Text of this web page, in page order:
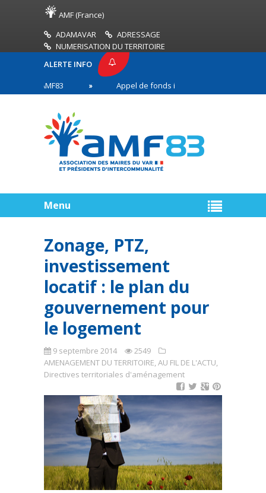
AMF (France)
ADAMAVAR
ADRESSAGE
NUMERISATION DU TERRITOIRE
ALERTE INFO
Appel de fonds incendies de forêt
en première ligne
Menu
Zonage, PTZ,
investissement
locatif : le plan du
gouvernement pour
le logement
9 septembre 2014
2549
AMENAGEMENT DU TERRITOIRE,AU FIL DE L'ACTU,
Directives territoriales d'aménagement